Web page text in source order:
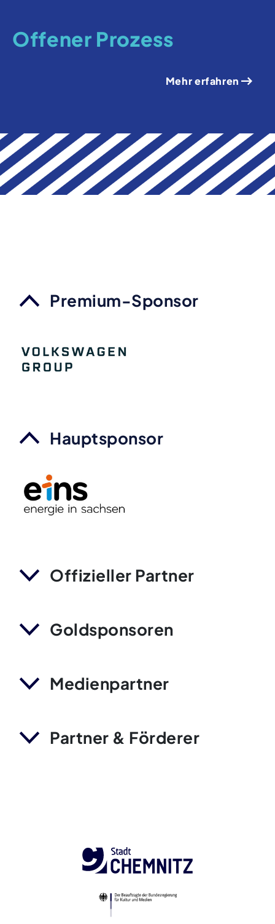
Offener Prozess
Mehr erfahren
Premium-Sponsor
Hauptsponsor
Offizieller Partner
Goldsponsoren
Medienpartner
Partner & Förderer